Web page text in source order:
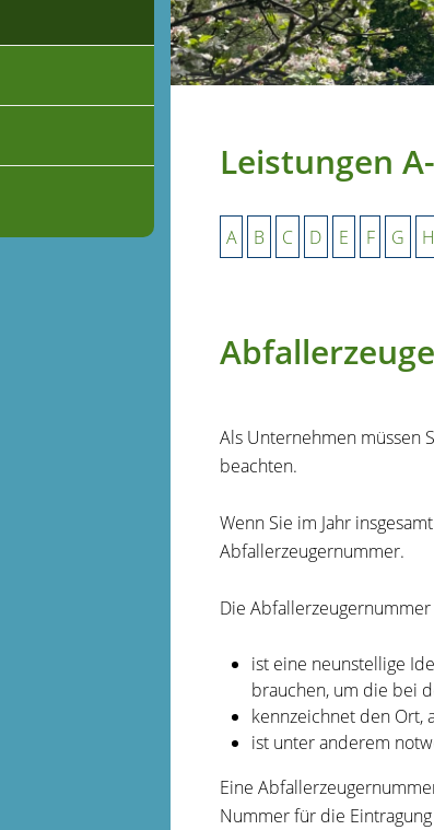
Leistungen
A B C D E F G H
Als Unternehmen müssen
beachten.
Wenn Sie im Jahr
Abfallerzeugernummer.
Die Abfallerzeugernummer
ist eine neunstellige
brauchen, um die bei
kennzeichnet den Ort,
ist unter anderem
Eine
Nummer für die